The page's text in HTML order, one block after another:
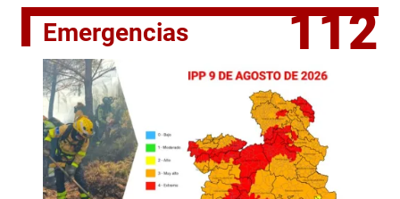
Emergencias 112